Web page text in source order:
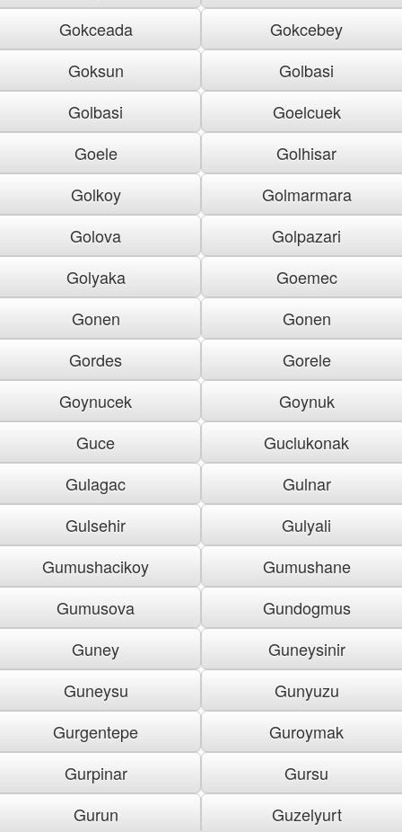
Gokceada
Gokcebey
Goksun
Golbasi
Golbasi
Goelcuek
Goele
Golhisar
Golkoy
Golmarmara
Golova
Golpazari
Golyaka
Goemec
Gonen
Gonen
Gordes
Gorele
Goynucek
Goynuk
Guce
Guclukonak
Gulagac
Gulnar
Gulsehir
Gulyali
Gumushacikoy
Gumushane
Gumusova
Gundogmus
Guney
Guneysinir
Guneysu
Gunyuzu
Gurgentepe
Guroymak
Gurpinar
Gursu
Gurun
Guzelyurt